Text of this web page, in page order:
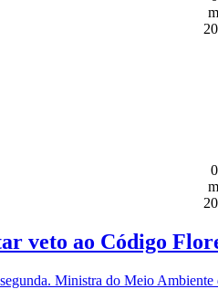
veto ao Código
Ministra do Meio